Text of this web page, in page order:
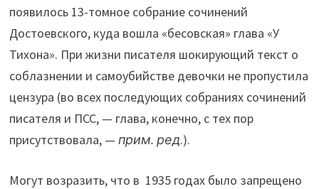
появилось 13-томное собрание сочинений
Достоевского, куда вошла «бесовская» глава «У
Тихона». При жизни писателя шокирующий текст о
соблазнении и самоубийстве девочки не пропустила
цензура (во всех последующих собраниях сочинений
писателя и ПСС, — глава, конечно, с тех пор
присутствовала, — прим. ред.).
Могут возразить, что в 1935 годах было запрещено